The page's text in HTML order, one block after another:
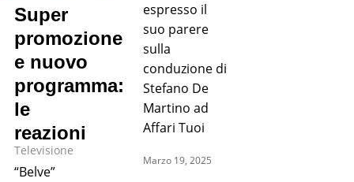
espresso il
suo parere
sulla
conduzione di
Stefano De
Martino ad
Affari Tuoi
Marzo 19, 2025
Super
promozione
e nuovo
programma:
le
reazioni
Televisione
“Belve”